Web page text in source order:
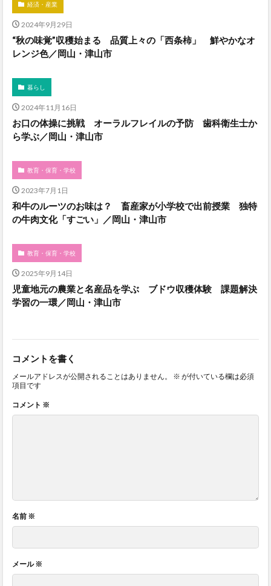
経済・産業
2024年9月29日
“秋の味覚”収穫始まる 品質上々の「西条柿」 鮮やかなオ
レンジ色／岡山・津山市
暮らし
2024年11月16日
お口の体操に挑戦 オーラルフレイルの予防 歯科衛生士か
ら学ぶ／岡山・津山市
教育・保育・学校
2023年7月1日
和牛のルーツのお味は？ 畜産家が小学校で出前授業 独特
の牛肉文化「すごい」／岡山・津山市
教育・保育・学校
2025年9月14日
児童地元の農業と名産品を学ぶ ブドウ収穫体験 課題解決
学習の一環／岡山・津山市
コメントを書く
メールアドレスが公開されることはありません。 ※ が付いている欄は必須
項目です
コメント ※
名前 ※
メール※